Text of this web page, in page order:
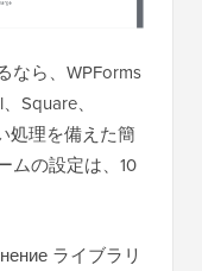
なら、WPForms
Square、
処理を備えた簡
ムの設定は、10
ライブラリ